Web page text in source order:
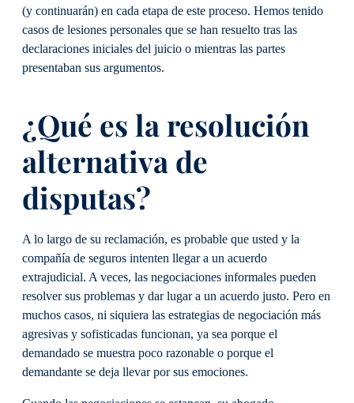
(y continuarán) en cada etapa de este proceso. Hemos tenido
casos de lesiones personales que se han resuelto tras las
declaraciones iniciales del juicio o mientras las partes
presentaban sus argumentos.
¿Qué es la resolución
alternativa de
disputas?
A lo largo de su reclamación, es probable que usted y la
compañía de seguros intenten llegar a un acuerdo
extrajudicial. A veces, las negociaciones informales pueden
resolver sus problemas y dar lugar a un acuerdo justo. Pero en
muchos casos, ni siquiera las estrategias de negociación más
agresivas y sofisticadas funcionan, ya sea porque el
demandado se muestra poco razonable o porque el
demandante se deja llevar por sus emociones.